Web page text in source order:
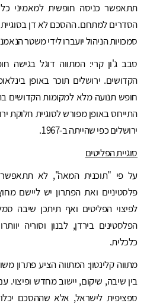
תתאפשר כניסה חופשית למאמיני
הסדרים למתחם. ההסכם לא דן בסוגיית
סמכויות הניהול יועברו לידי משטר
סבב ג'ון קרי: המתווה דוגל בגישה
הקדושים. ירושלים תוכר באופן
חופש תנועה מלא למקומות הקדושים
התייחס באופן מפורש לסוגיית חלוקת
ירושלים כפי שהייתה ב-1967.
סוגיית הפליטים
על פי "תוכנית המאה", לא תתאפשר
פלסטיניים ואת הפתרון יש ליישם
לפיצוי הפליטים ואף תיתכן שיבה
הפלסטינים בירדן, לבנון וסוריה
כלכלית.
מתווה קלינטון: המתווה הציע פתרון
בין שיבה, שיקום, יישוב מחדש
ספציפית לישראל, אלא שההסכם